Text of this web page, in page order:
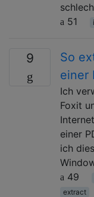
51
9
So
einer
Ich
Foxit
einer
ich
49
extract